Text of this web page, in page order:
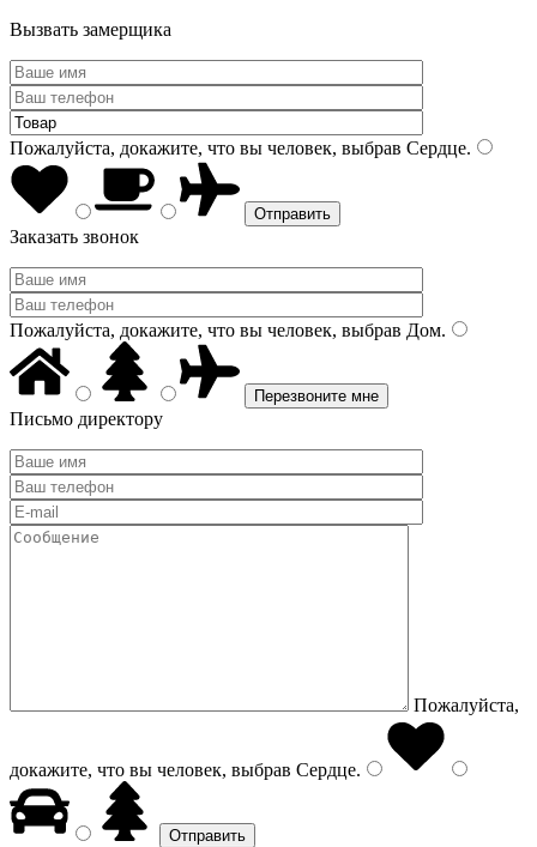
Вызвать замерщика
Пожалуйста, докажите, что вы человек, выбрав Сердце.
Заказать звонок
Пожалуйста, докажите, что вы человек, выбрав Дом.
Письмо директору
Пожалуйста,
докажите, что вы человек, выбрав Сердце.